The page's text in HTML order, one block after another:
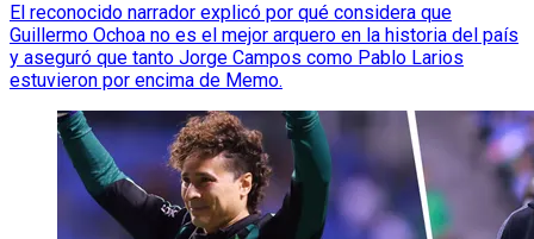
El reconocido narrador explicó por qué considera que
Guillermo Ochoa no es el mejor arquero en la historia del país
y aseguró que tanto Jorge Campos como Pablo Larios
estuvieron por encima de Memo.